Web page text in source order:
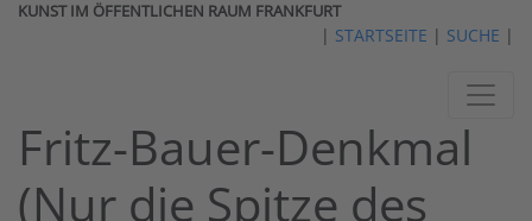
KUNST IM ÖFFENTLICHEN RAUM FRANKFURT
| STARTSEITE | SUCHE |
Fritz-Bauer-Denkmal
(Nur die Spitze des